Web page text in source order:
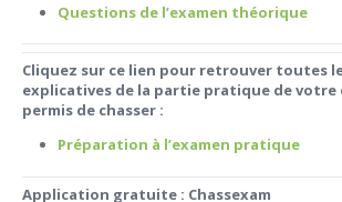
Questions de l’examen théorique
Cliquez sur ce lien pour retrouver toutes
explicatives de la partie pratique de votre
permis de chasser :
Préparation à l’examen pratique
Application gratuite : Chassexam